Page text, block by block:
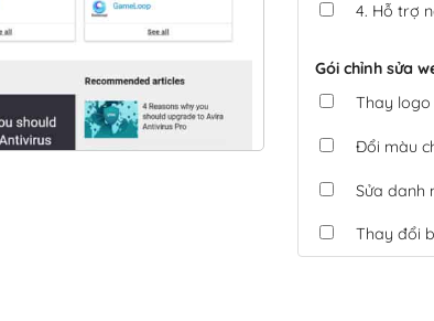
4. Hỗ trợ
Gói chỉnh sửa
Thay
Đổi màu
Sửa danh
Thay đổi
Tích hợp